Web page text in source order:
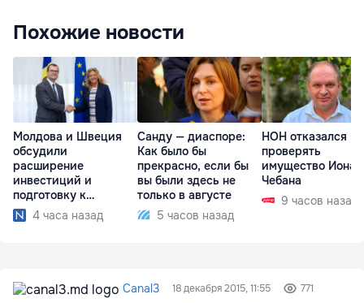
Похожие новости
Молдова и Швеция
обсудили
расширение
инвестиций и
подготовку к
отопительному
сезону
4 часа назад
Санду — диаспоре:
Как было бы
прекрасно, если бы
вы были здесь не
только в августе
5 часов назад
НОН отказался
проверять
имущество Иона
Чебана
9 часов назад
Canal3 18 декабря 2015, 11:55 771